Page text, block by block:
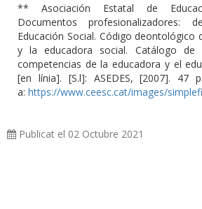
** Asociación Estatal de
Documentos profesionalizadores:
Educación Social. Código deontológico
y la educadora social. Catálogo de
competencias de la educadora y el
[en línia]. [S.l]: ASEDES, [2007]. 47
a: https://www.ceesc.cat/images/
Publicat el 02 Octubre 2021